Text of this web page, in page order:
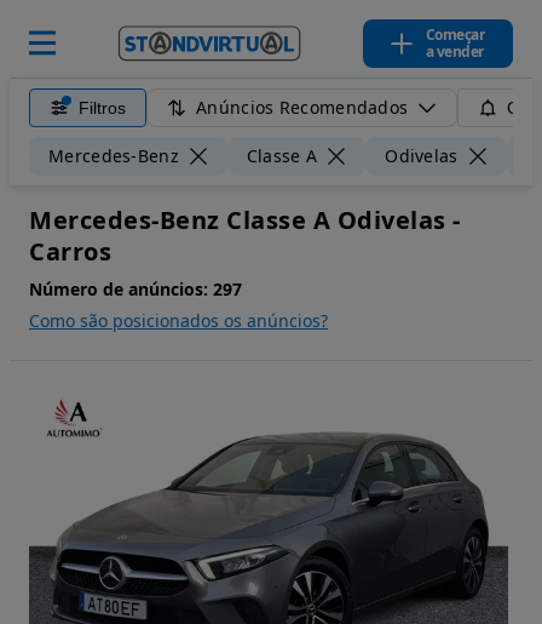
Começar
a vender
Filtros Anúncios Recomendados
Mercedes-Benz Classe A Odivelas
Mercedes-Benz Classe A Odivelas -
Carros
Número de anúncios: 297
Como são posicionados os anúncios?